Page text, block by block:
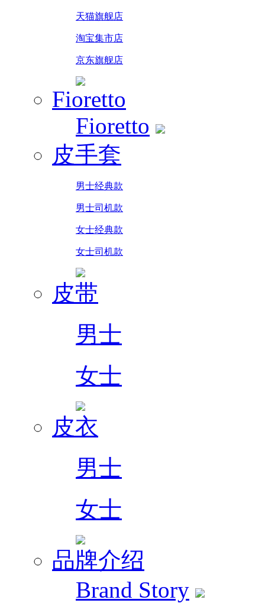
天猫旗舰店
淘宝集市店
京东旗舰店
Fioretto
Fioretto
皮手套
男士经典款
男士司机款
女士经典款
女士司机款
皮带
男士
女士
皮衣
男士
女士
品牌介绍
Brand Story